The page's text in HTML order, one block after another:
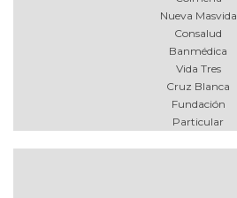
Nueva Masvida
Consalud
Banmédica
Vida Tres
Cruz Blanca
Fundación
Particular